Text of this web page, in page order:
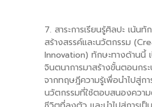
7. สาระการเรียนรู้ศิลปะ เน้น
สร้างสรรค์และนวัตกรรม
Innovation) ทักษะทางด้านนี้
จินตนาการมาสร้างขั้นตอนกร
จากทฤษฎีความรู้เพื่อนําไปสู่ก
นวัตกรรมที่ใช้ตอบสนองความ